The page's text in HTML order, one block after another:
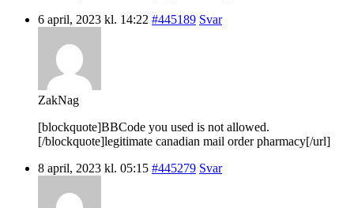
6 april, 2023 kl. 14:22 #445189 Svar
ZakNag
[blockquote]BBCode you used is not allowed.
[/blockquote]legitimate canadian mail order pharmacy[/url]
8 april, 2023 kl. 05:15 #445279 Svar